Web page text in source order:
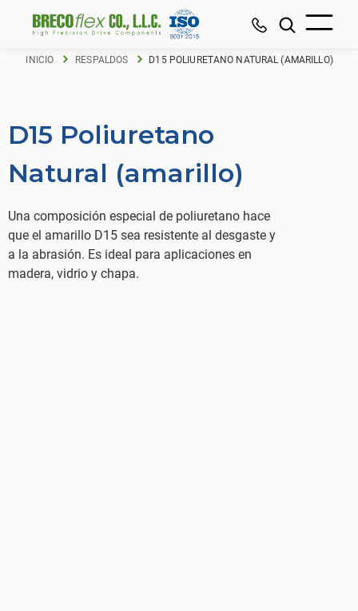
INICIO RESPALDOS D15 POLIURETANO NATURAL (AMARILLO)
D15 Poliuretano
Natural (amarillo)
Una composición especial de poliuretano hace
que el amarillo D15 sea resistente al desgaste y
a la abrasión. Es ideal para aplicaciones en
madera, vidrio y chapa.